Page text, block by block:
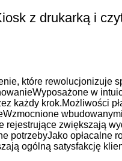
z drukarką i
które rewolucjonizuje
w
każdy krok.Możliwości
zwiększają
potrzebyJako opłacalne
ogólną satysfakcję